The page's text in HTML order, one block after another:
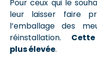
Pour ceux qui le
leur laisser faire
l’emballage des
réinstallation.
plus élevée.